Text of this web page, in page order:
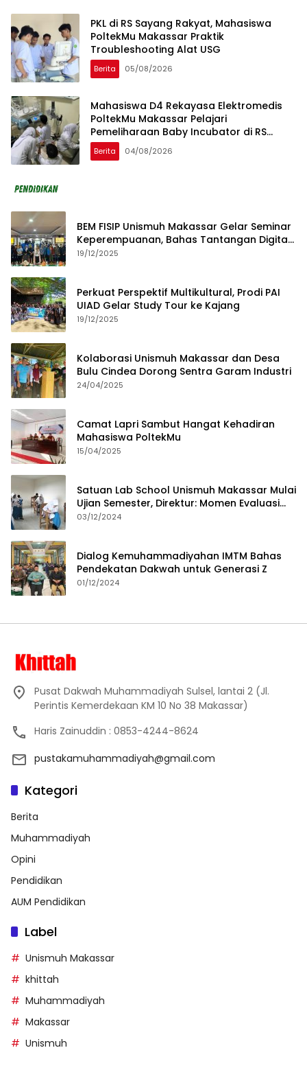
PKL di RS Sayang Rakyat, Mahasiswa
PoltekMu Makassar Praktik
Troubleshooting Alat USG
Berita 05/08/2026
Mahasiswa D4 Rekayasa Elektromedis
PoltekMu Makassar Pelajari
Pemeliharaan Baby Incubator di RS
Unhas
Berita 04/08/2026
BEM FISIP Unismuh Makassar Gelar Seminar
Keperempuanan, Bahas Tantangan Digital
dan Budaya Lokal
19/12/2025
Perkuat Perspektif Multikultural, Prodi PAI
UIAD Gelar Study Tour ke Kajang
19/12/2025
Kolaborasi Unismuh Makassar dan Desa
Bulu Cindea Dorong Sentra Garam Industri
24/04/2025
Camat Lapri Sambut Hangat Kehadiran
Mahasiswa PoltekMu
15/04/2025
Satuan Lab School Unismuh Makassar Mulai
Ujian Semester, Direktur: Momen Evaluasi
Proses Pembelajaran
03/12/2024
Dialog Kemuhammadiyahan IMTM Bahas
Pendekatan Dakwah untuk Generasi Z
01/12/2024
Pusat Dakwah Muhammadiyah Sulsel, lantai 2 (Jl.
Perintis Kemerdekaan KM 10 No 38 Makassar)
Haris Zainuddin : 0853-4244-8624
pustakamuhammadiyah@gmail.com
Kategori
Berita
Muhammadiyah
Opini
Pendidikan
AUM Pendidikan
Label
Unismuh Makassar
khittah
Muhammadiyah
Makassar
Unismuh